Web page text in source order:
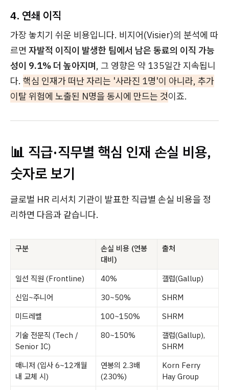
4. 연쇄 이직
가장 놓치기 쉬운 비용입니다. 비지어(Visier)의 분석에 따
르면 자발적 이직이 발생한 팀에서 남은 동료의 이직 가능
성이 9.1% 더 높아지며, 그 영향은 약 135일간 지속됩니
다. 핵심 인재가 떠난 자리는 '사라진 1명'이 아니라, 추가
이탈 위험에 노출된 N명을 동시에 만드는 것이죠.
📊 직급·직무별 핵심 인재 손실 비용,
숫자로 보기
글로벌 HR 리서치 기관이 발표한 직급별 손실 비용을 정
리하면 다음과 같습니다.
구분
손실 비용 (연봉
대비)
출처
일선 직원 (Frontline) 40%
갤럽(Gallup)
신입~주니어
30~50%
SHRM
미드레벨
100~150%
SHRM
기술 전문직 (Tech /
Senior IC)
80~150%
갤럽(Gallup),
SHRM
매니저 (입사 6~12개월
내 교체 시)
연봉의 2.3배
(230%)
Korn Ferry
Hay Group